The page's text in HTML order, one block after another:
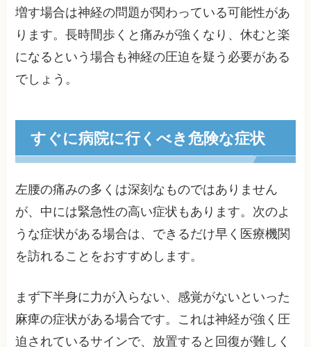
増す場合は神経の問題が関わっている可能性があ
ります。長時間歩くと痛みが強くなり、休むと楽
になるという場合も神経の圧迫を疑う必要がある
でしょう。
すぐに病院に行くべき危険な症状
左腰の痛みの多くは深刻なものではありません
が、中には緊急性の高い症状もあります。次のよ
うな症状がある場合は、できるだけ早く医療機関
を訪れることをおすすめします。
まず下半身に力が入らない、感覚がないといった
麻痺の症状がある場合です。これは神経が強く圧
迫されているサインで、放置すると回復が難しく